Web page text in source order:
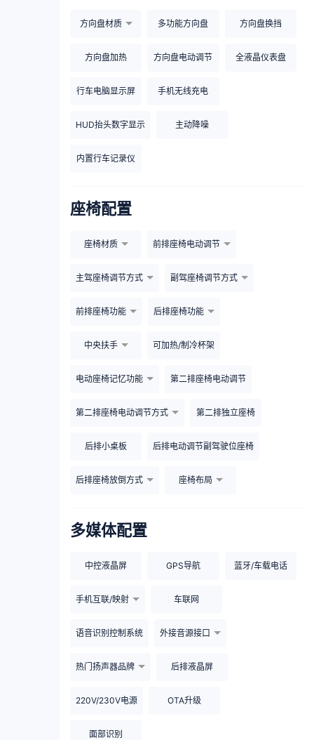
方向盘材质 多功能方向盘 方向盘换挡
方向盘加热 方向盘电动调节 全液晶仪表盘
行车电脑显示屏 手机无线充电
HUD抬头数字显示 主动降噪
内置行车记录仪
座椅配置
座椅材质 前排座椅电动调节
主驾座椅调节方式 副驾座椅调节方式
前排座椅功能 后排座椅功能
中央扶手 可加热/制冷杯架
电动座椅记忆功能 第二排座椅电动调节
第二排座椅电动调节方式 第二排独立座椅
后排小桌板 后排电动调节副驾驶位座椅
后排座椅放倒方式 座椅布局
多媒体配置
中控液晶屏 GPS导航 蓝牙/车载电话
手机互联/映射 车联网
语音识别控制系统 外接音源接口
热门扬声器品牌 后排液晶屏
220V/230V电源 OTA升级
面部识别